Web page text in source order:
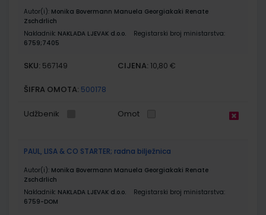
Autor(i): Monika Bovermann Manuela Georgiakaki Renate
Zschdrlich
Nakladnik: NAKLADA LJEVAK d.o.o.
Registarski broj ministarstva:
6759;7405
SKU: 567149 CIJENA: 10,80 €
ŠIFRA OMOTA: 500178
Udžbenik Omot
PAUL, LISA & CO STARTER; radna bilježnica
Autor(i): Monika Bovermann Manuela Georgiakaki Renate
Zschdrlich
Nakladnik: NAKLADA LJEVAK d.o.o.
Registarski broj ministarstva:
6759-DOM